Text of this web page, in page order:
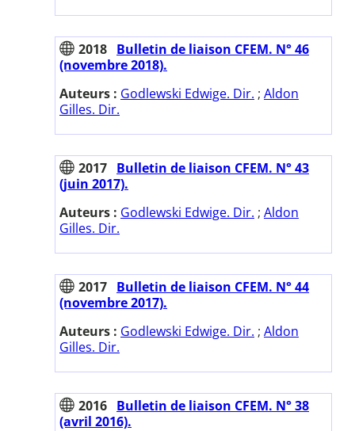
2018 Bulletin de liaison CFEM. N° 46
(novembre 2018).
Auteurs : Godlewski Edwige. Dir. ; Aldon
Gilles. Dir.
2017 Bulletin de liaison CFEM. N° 43
(juin 2017).
Auteurs : Godlewski Edwige. Dir. ; Aldon
Gilles. Dir.
2017 Bulletin de liaison CFEM. N° 44
(novembre 2017).
Auteurs : Godlewski Edwige. Dir. ; Aldon
Gilles. Dir.
2016 Bulletin de liaison CFEM. N° 38
(avril 2016).